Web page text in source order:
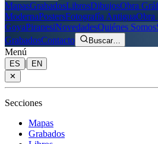
MapasGrabadosLibrosDibujosObra
ModernaPostersFotografía AntiguaObra
GoyaPiranesiNovedadesQuiénes Somos
GrabadosContacto Buscar…
Menú
ES |
EN
✕
Secciones
Mapas
Grabados